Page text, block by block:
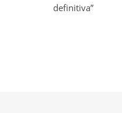
definitiva”